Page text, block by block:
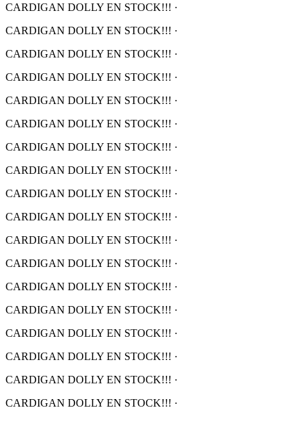
CARDIGAN DOLLY EN STOCK!!! ·
CARDIGAN DOLLY EN STOCK!!! ·
CARDIGAN DOLLY EN STOCK!!! ·
CARDIGAN DOLLY EN STOCK!!! ·
CARDIGAN DOLLY EN STOCK!!! ·
CARDIGAN DOLLY EN STOCK!!! ·
CARDIGAN DOLLY EN STOCK!!! ·
CARDIGAN DOLLY EN STOCK!!! ·
CARDIGAN DOLLY EN STOCK!!! ·
CARDIGAN DOLLY EN STOCK!!! ·
CARDIGAN DOLLY EN STOCK!!! ·
CARDIGAN DOLLY EN STOCK!!! ·
CARDIGAN DOLLY EN STOCK!!! ·
CARDIGAN DOLLY EN STOCK!!! ·
CARDIGAN DOLLY EN STOCK!!! ·
CARDIGAN DOLLY EN STOCK!!! ·
CARDIGAN DOLLY EN STOCK!!! ·
CARDIGAN DOLLY EN STOCK!!! ·